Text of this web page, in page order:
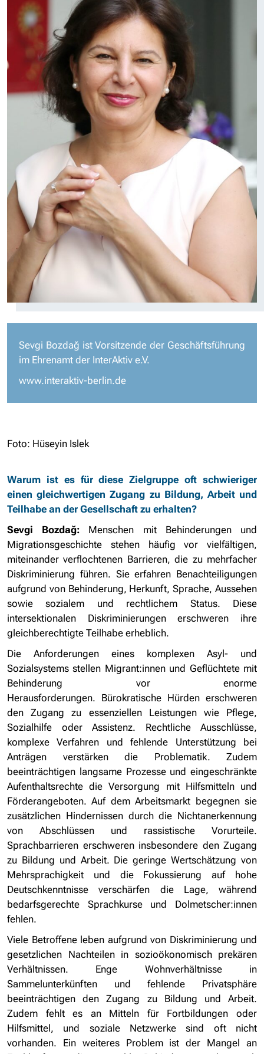
Sevgi Bozdağ ist Vorsitzende der Geschäftsführung
im Ehrenamt der InterAktiv e.V.
www.interaktiv-berlin.de
Foto: Hüseyin Islek
Warum ist es für diese Zielgruppe oft schwieriger
einen gleichwertigen Zugang zu Bildung, Arbeit und
Teilhabe an der Gesellschaft zu erhalten?
Sevgi Bozdağ: Menschen mit Behinderungen und
Migrationsgeschichte stehen häufig vor vielfältigen,
miteinander verflochtenen Barrieren, die zu mehrfacher
Diskriminierung führen. Sie erfahren Benachteiligungen
aufgrund von Behinderung, Herkunft, Sprache, Aussehen
sowie sozialem und rechtlichem Status. Diese
intersektionalen Diskriminierungen erschweren ihre
gleichberechtigte Teilhabe erheblich.
Die Anforderungen eines komplexen Asyl- und
Sozialsystems stellen Migrant:innen und Geflüchtete mit
Behinderung vor enorme
Herausforderungen. Bürokratische Hürden erschweren
den Zugang zu essenziellen Leistungen wie Pflege,
Sozialhilfe oder Assistenz. Rechtliche Ausschlüsse,
komplexe Verfahren und fehlende Unterstützung bei
Anträgen verstärken die Problematik. Zudem
beeinträchtigen langsame Prozesse und eingeschränkte
Aufenthaltsrechte die Versorgung mit Hilfsmitteln und
Förderangeboten. Auf dem Arbeitsmarkt begegnen sie
zusätzlichen Hindernissen durch die Nichtanerkennung
von Abschlüssen und rassistische Vorurteile.
Sprachbarrieren erschweren insbesondere den Zugang
zu Bildung und Arbeit. Die geringe Wertschätzung von
Mehrsprachigkeit und die Fokussierung auf hohe
Deutschkenntnisse verschärfen die Lage, während
bedarfsgerechte Sprachkurse und Dolmetscher:innen
fehlen.
Viele Betroffene leben aufgrund von Diskriminierung und
gesetzlichen Nachteilen in sozioökonomisch prekären
Verhältnissen. Enge Wohnverhältnisse in
Sammelunterkünften und fehlende Privatsphäre
beeinträchtigen den Zugang zu Bildung und Arbeit.
Zudem fehlt es an Mitteln für Fortbildungen oder
Hilfsmittel, und soziale Netzwerke sind oft nicht
vorhanden. Ein weiteres Problem ist der Mangel an